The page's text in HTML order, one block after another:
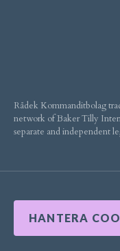
Rådek Kommanditbolag
network of Baker Tilly
separate and independent
HANTERA